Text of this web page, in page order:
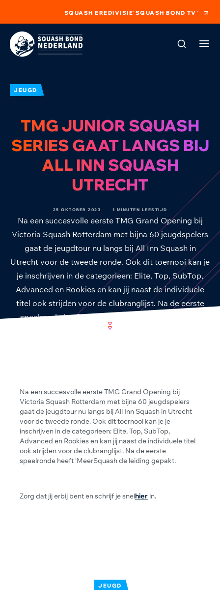
SQUASH EREDIVISIE'SQUASH BOND TV'
JEUGD
TMG JUNIOR SQUASH
SERIES GAAT LANGS BIJ
ALL INN SQUASH
UTRECHT
25 OKTOBER 2023 1 MINUTEN LEESTIJD
Na een succesvolle eerste TMG Grand Opening bij
Victoria Squash Rotterdam met bijna 60 jeugdspelers
gaat de jeugdtour nu langs bij All Inn Squash in
Utrecht voor de tweede ronde. Ook dit toernooi kan je
je inschrijven in de categorieen: Elite, Top, SubTop,
Advanced en Rookies en kan jij naast de individuele
titel ook strijden voor de clubranglijst. Na de eerste
speelronde heeft ‘MeerSquash de leiding gepakt.
Na een succesvolle eerste TMG Grand Opening bij
Victoria Squash Rotterdam met bijna 60 jeugdspelers
gaat de jeugdtour nu langs bij All Inn Squash in Utrecht
voor de tweede ronde. Ook dit toernooi kan je je
inschrijven in de categorieen: Elite, Top, SubTop,
Advanced en Rookies en kan jij naast de individuele titel
ook strijden voor de clubranglijst. Na de eerste
speelronde heeft ‘MeerSquash de leiding gepakt.
Zorg dat jij erbij bent en schrijf je snelhier in.
JEUGD